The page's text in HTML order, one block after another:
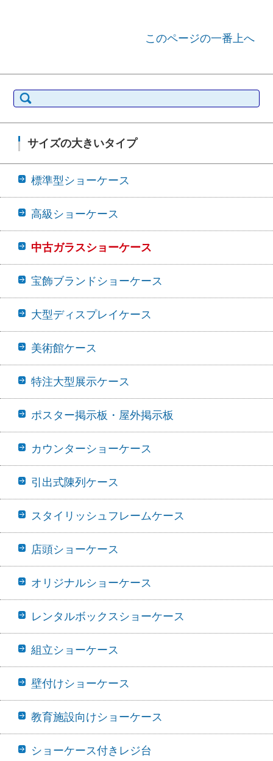
このページの一番上へ
検索:
サイズの大きいタイプ
標準型ショーケース
高級ショーケース
中古ガラスショーケース
宝飾ブランドショーケース
大型ディスプレイケース
美術館ケース
特注大型展示ケース
ポスター掲示板・屋外掲示板
カウンターショーケース
引出式陳列ケース
スタイリッシュフレームケース
店頭ショーケース
オリジナルショーケース
レンタルボックスショーケース
組立ショーケース
壁付けショーケース
教育施設向けショーケース
ショーケース付きレジ台